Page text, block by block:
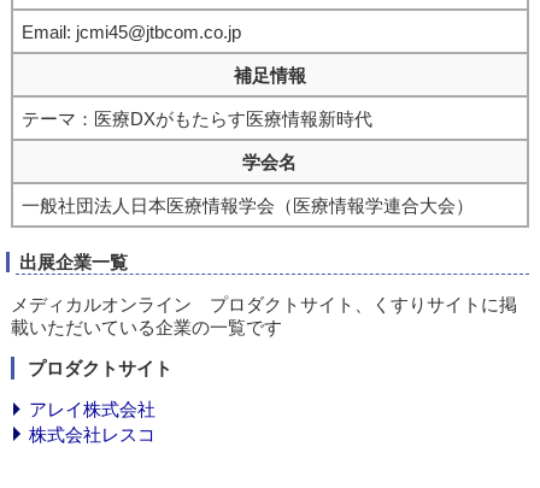
Email: jcmi45@jtbcom.co.jp
補足情報
テーマ：医療DXがもたらす医療情報新時代
学会名
一般社団法人日本医療情報学会（医療情報学連合大会）
出展企業一覧
メディカルオンライン プロダクトサイト、くすりサイトに掲
載いただいている企業の一覧です
プロダクトサイト
アレイ株式会社
株式会社レスコ